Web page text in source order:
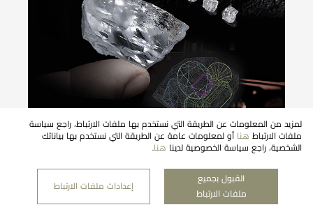
ألماسة معوّض بوتسوانا - رحلة استثنائية
ابدأ الفيديو
لمزيد من المعلومات عن الطريقة التي نستخدم بها ملفات الارتباط، راجع سياسة
ملفات الارتباط هنا
أو لمعلومات عامة عن الطريقة التي نستخدم بها بياناتك
الشخصية، راجع سياسة الخصوصية لدينا هنا.
القبول بجميع
ملفات الارتباط
إعدادات ملفات الارتباط